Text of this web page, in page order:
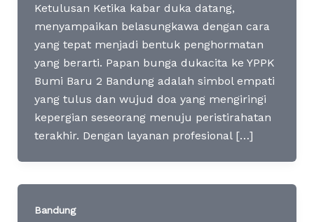
Ketulusan Ketika kabar duka datang,
menyampaikan belasungkawa dengan cara
yang tepat menjadi bentuk penghormatan
yang berarti. Papan bunga dukacita ke YPPK
Bumi Baru 2 Bandung adalah simbol empati
yang tulus dan wujud doa yang mengiringi
kepergian seseorang menuju peristirahatan
terakhir. Dengan layanan profesional […]
Bandung